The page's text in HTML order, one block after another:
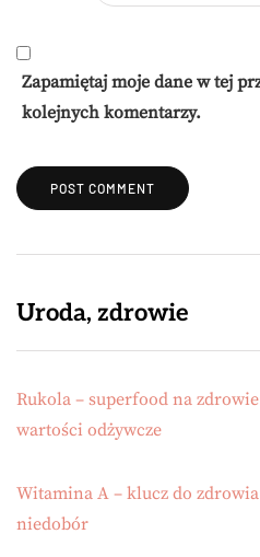
Zapamiętaj moje dane w tej
kolejnych komentarzy.
Uroda, zdrowie
Rukola – superfood na
wartości odżywcze
Witamina A – klucz do
niedobór